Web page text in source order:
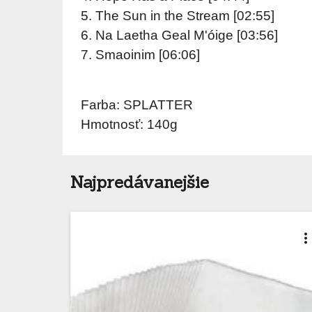
5. The Sun in the Stream [02:55]
6. Na Laetha Geal M'óige [03:56]
7. Smaoinim [06:06]
Farba: SPLATTER
Hmotnosť: 140g
Najpredávanejšie
more_vert